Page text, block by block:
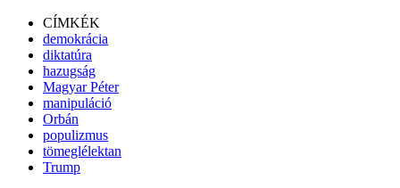
CÍMKÉK
demokrácia
diktatúra
hazugság
Magyar Péter
manipuláció
Orbán
populizmus
tömeglélektan
Trump